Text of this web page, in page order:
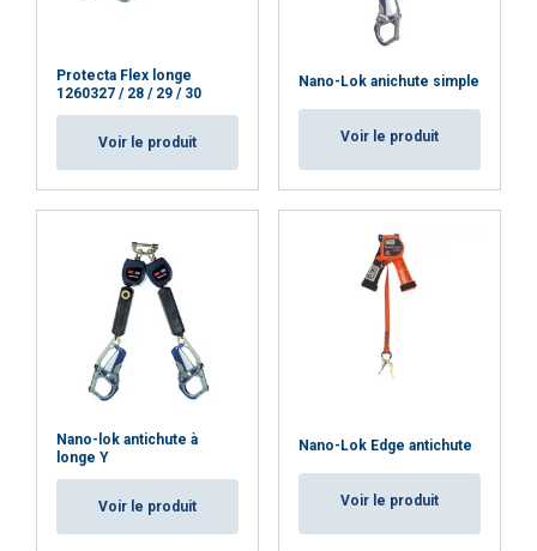
Protecta Flex longe
1260327 / 28 / 29 / 30
Voir le produit
Nano-Lok anichute simple
Voir le produit
Nano-lok antichute à
longe Y
Voir le produit
Nano-Lok Edge antichute
Voir le produit